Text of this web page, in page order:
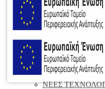
ΑΠΩΘΗΣΗ
ΦΥΤΑ
ΕΙΔΗ ΑΤΟΜΙΚΗΣ
ΕΝΔΥΣΗ
ΜΑΣΚΕΣ
ΨΕΚΑΣΤΗΡΕΣ
ΝΕΕΣ